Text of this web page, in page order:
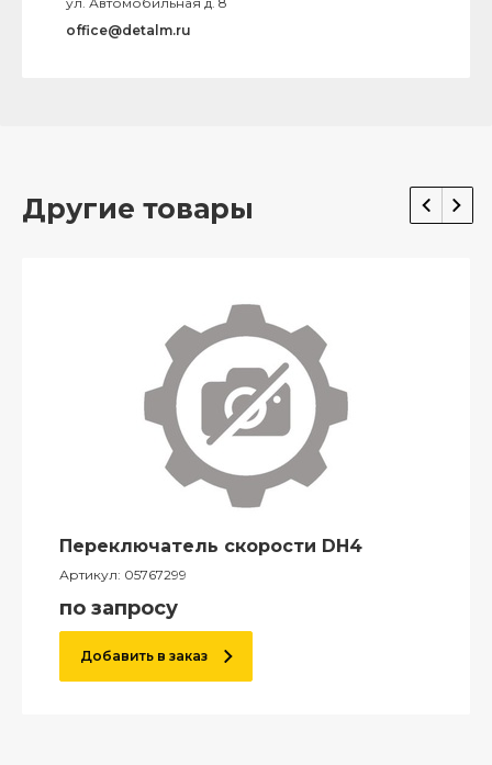
office@detalm.ru
Другие товары
Переключатель скорости DH4
Артикул: 05767299
по запросу
Добавить в заказ